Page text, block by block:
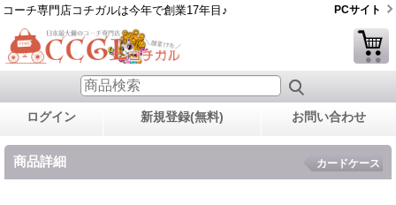
コーチ専門店コチガルは今年で創業17年目♪ PCサイト
ログイン 新規登録(無料) お問い合わせ
商品詳細 カードケース